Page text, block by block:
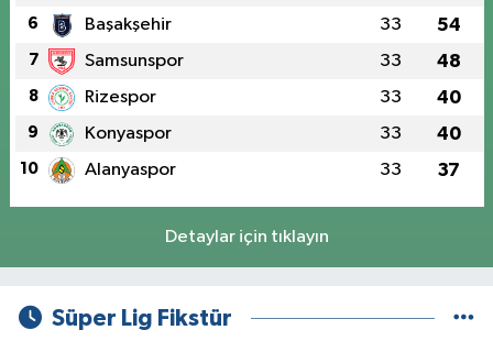
6 Başakşehir 33 54
7 Samsunspor 33 48
8 Rizespor 33 40
9 Konyaspor 33 40
10 Alanyaspor 33 37
Detaylar için tıklayın
Süper Lig Fikstür